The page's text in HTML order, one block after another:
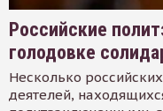
Российские
голодовке
Несколько
деятелей,